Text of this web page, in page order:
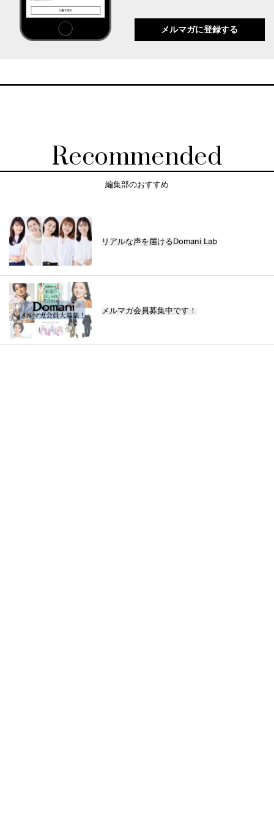
メルマガに登録する
Recommended
編集部のおすすめ
リアルな声を届けるDomani Lab
メルマガ会員募集中です！